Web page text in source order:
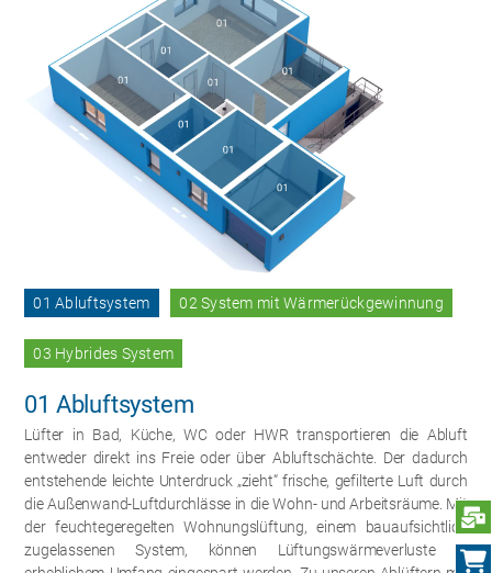
01 Abluftsystem 02 System mit Wärmerückgewinnung
03 Hybrides System
01 Abluftsystem
Lüfter in Bad, Küche, WC oder HWR transportieren die Abluft
entweder direkt ins Freie oder über Abluftschächte. Der dadurch
entstehende leichte Unterdruck „zieht“ frische, gefilterte Luft durch
die Außenwand-Luftdurchlässe in die Wohn- und Arbeitsräume. Mit
der feuchtegeregelten Wohnungslüftung, einem bauaufsichtlich
zugelassenen System, können Lüftungswärmeverluste in